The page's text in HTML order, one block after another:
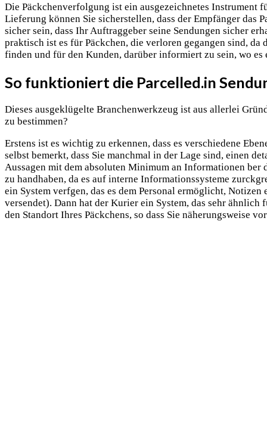
Die Päckchenverfolgung ist ein ausgezeichnetes Instrument
Lieferung können Sie sicherstellen, dass der Empfänger das
sicher sein, dass Ihr Auftraggeber seine Sendungen sicher
praktisch ist es für Päckchen, die verloren gegangen sind,
finden und für den Kunden, darüber informiert zu sein, wo
So funktioniert die Parcelled.in
Dieses ausgeklügelte Branchenwerkzeug ist aus allerlei
zu bestimmen?
Erstens ist es wichtig zu erkennen, dass es verschiedene
selbst bemerkt, dass Sie manchmal in der Lage sind, einen
Aussagen mit dem absoluten Minimum an Informationen ber
zu handhaben, da es auf interne Informationssysteme
ein System verfgen, das es dem Personal ermöglicht,
versendet). Dann hat der Kurier ein System, das sehr
den Standort Ihres Päckchens, so dass Sie näherungsweise